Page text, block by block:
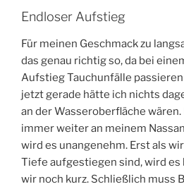
Endloser Aufstieg
Für meinen Geschmack zu
das genau richtig so, da bei
Aufstieg Tauchunfälle
jetzt gerade hätte ich nichts
an der Wasseroberfläche
immer weiter an meinem
wird es unangenehm. Erst als
Tiefe aufgestiegen sind, wird es
wir noch kurz. Schließlich muss